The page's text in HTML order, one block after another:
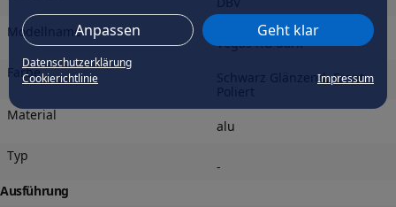
Anpassen Geht klar
Datenschutzerklärung
Cookierichtlinie
Impressum
Modellname
Vegas KG dark
Farbe
Schwarz Glänzend, Front
Material
alu
Typ
-
Ausführung